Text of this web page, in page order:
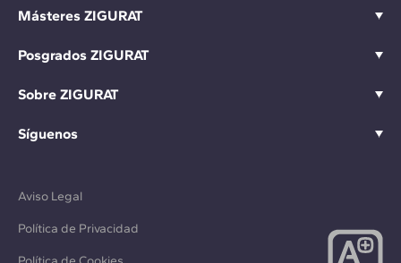
Másteres ZIGURAT
Posgrados ZIGURAT
Sobre ZIGURAT
Síguenos
Aviso Legal
Política de Privacidad